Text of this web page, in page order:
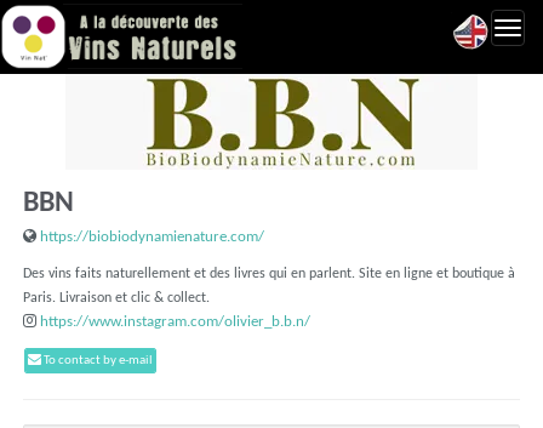
BBN
https://biobiodynamienature.com/
Des vins faits naturellement et des livres qui en parlent. Site en ligne et boutique à
Paris. Livraison et clic & collect.
https://www.instagram.com/olivier_b.b.n/
To contact by e-mail